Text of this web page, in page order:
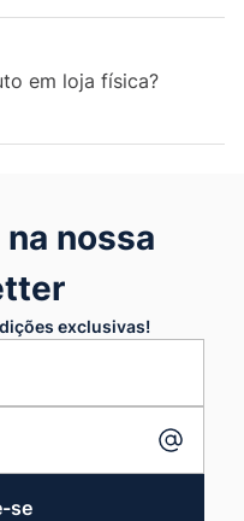
em loja física?
nossa
exclusivas!
se